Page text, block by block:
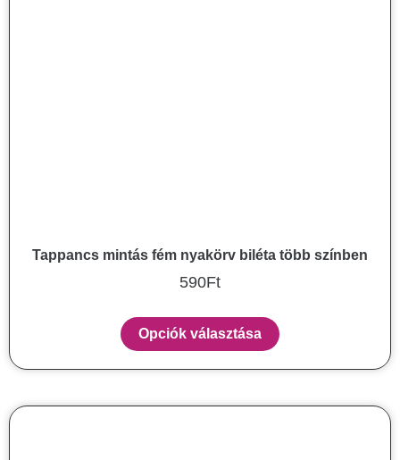
Tappancs mintás fém nyakörv biléta több színben
590Ft
Opciók választása